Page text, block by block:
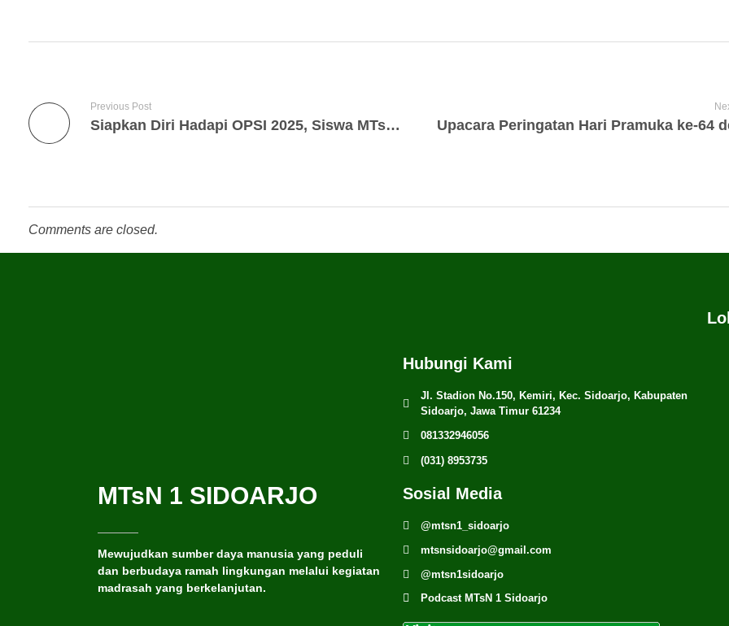
Previous Post
Siapkan Diri Hadapi OPSI 2025, Siswa MTsN 1 Sidoarjo Lakukan Penelitian Lapangan pada Tiga Lokasi di Malang
Comments are closed.
MTsN 1 SIDOARJO
Mewujudkan sumber daya manusia yang peduli
dan berbudaya ramah lingkungan melalui kegiatan
madrasah yang berkelanjutan.
Hubungi Kami
Jl. Stadion No.150, Kemiri, Kec. Sidoarjo, Kabupaten
Sidoarjo, Jawa Timur 61234
081332946056
(031) 8953735
Sosial Media
@mtsn1_sidoarjo
mtsnsidoarjo@gmail.com
@mtsn1sidoarjo
Podcast MTsN 1 Sidoarjo